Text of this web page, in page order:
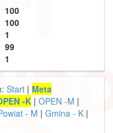
100
100
1
99
1
Start | Meta
-K | OPEN -M |
- M | Gmina - K |